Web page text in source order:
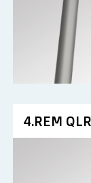
4.REM